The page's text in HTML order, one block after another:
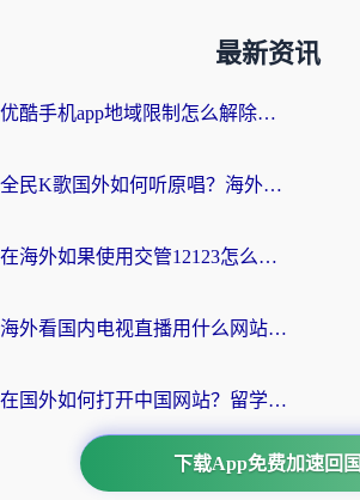
最新资讯
优酷手机app地域限制怎么解除？海外党亲测有效的追剧方案
全民K歌国外如何听原唱？海外党亲测有效的回国加速器选择指南
在海外如果使用交管12123怎么处理？留学生亲测有效的回国加速方案
海外看国内电视直播用什么网站比较好？一篇解决你所有追剧难题的实用指南
在国外如何打开中国网站？留学生与海外华人的无缝访问指南
下载App免费加速回国